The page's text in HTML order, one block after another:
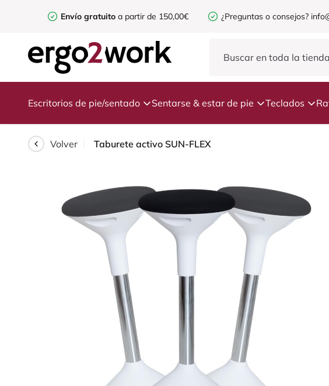
Envío gratuito a partir de 150,00€ ¿Preguntas o consejos?
Escritorios de pie/sentado Sentarse & estar de pie Teclados
Volver Taburete activo SUN-FLEX